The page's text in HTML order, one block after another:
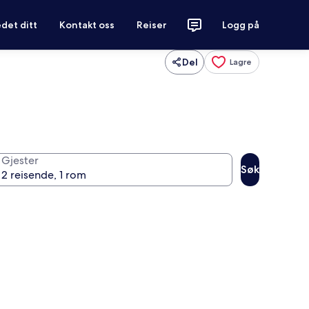
ditt Kontakt oss Reiser Logg på
Del Lagre
Gjester
Søk